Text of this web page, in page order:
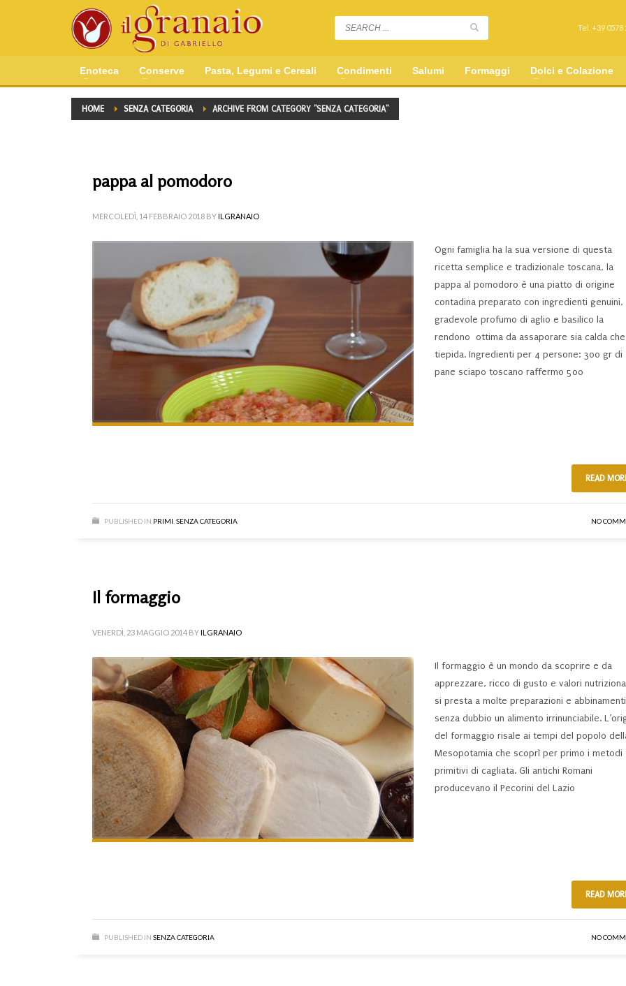
Tel. +39 0578
Enoteca Conserve Pasta, Legumi e Cereali Condimenti Salumi Formaggi Dolci e Colazione
HOME SENZA CATEGORIA ARCHIVE FROM CATEGORY "SENZA CATEGORIA"
pappa al pomodoro
MERCOLEDÌ, 14 FEBBRAIO 2018 BYILGRANAIO
Ogni famiglia ha la sua versione di questa
ricetta semplice e tradizionale toscana, la
pappa al pomodoro è una piatto di origine
contadina preparato con ingredienti genuini,
gradevole profumo di aglio e basilico la
rendono ottima da assaporare sia calda che
tiepida. Ingredienti per 4 persone: 300 gr di
pane sciapo toscano raffermo 500
READ
PUBLISHED IN PRIMI SENZA CATEGORIA NO
Il formaggio
VENERDÌ, 23 MAGGIO 2014 BYILGRANAIO
Il formaggio è un mondo da scoprire e da
apprezzare, ricco di gusto e valori
si presta a molte preparazioni e
senza dubbio un alimento irrinunciabile.
del formaggio risale ai tempi del popolo
Mesopotamia che scoprì per primo i metodi
primitivi di cagliata. Gli antichi Romani
producevano il Pecorini del Lazio
READ
PUBLISHED IN SENZA CATEGORIA NO